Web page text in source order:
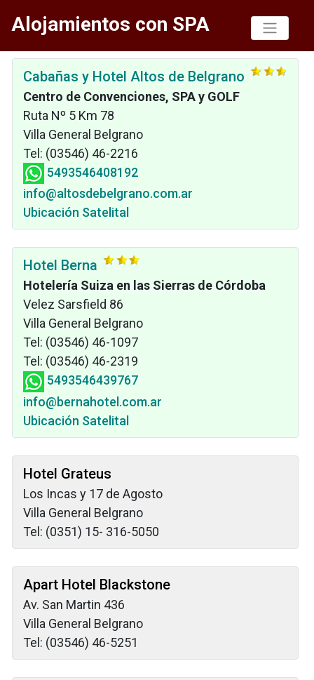
Alojamientos con SPA
Cabañas y Hotel Altos de Belgrano
Centro de Convenciones, SPA y GOLF
Ruta Nº 5 Km 78
Villa General Belgrano
Tel: (03546) 46-2216
5493546408192
info@altosdebelgrano.com.ar
Ubicación Satelital
Hotel Berna
Hotelería Suiza en las Sierras de Córdoba
Velez Sarsfield 86
Villa General Belgrano
Tel: (03546) 46-1097
Tel: (03546) 46-2319
5493546439767
info@bernahotel.com.ar
Ubicación Satelital
Hotel Grateus
Los Incas y 17 de Agosto
Villa General Belgrano
Tel: (0351) 15- 316-5050
Apart Hotel Blackstone
Av. San Martin 436
Villa General Belgrano
Tel: (03546) 46-5251